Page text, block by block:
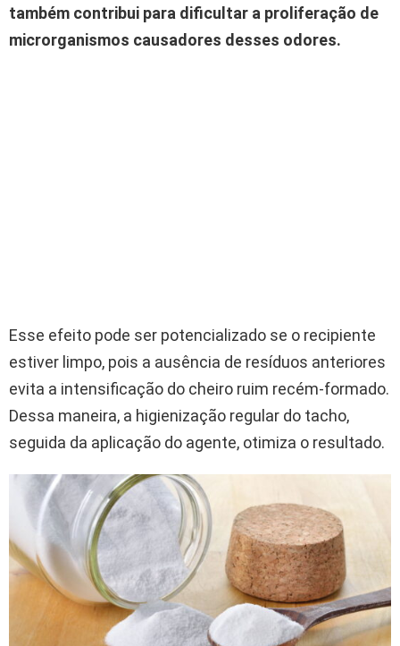
também contribui para dificultar a proliferação de
microrganismos causadores desses odores.
Esse efeito pode ser potencializado se o recipiente
estiver limpo, pois a ausência de resíduos anteriores
evita a intensificação do cheiro ruim recém-formado.
Dessa maneira, a higienização regular do tacho,
seguida da aplicação do agente, otimiza o resultado.